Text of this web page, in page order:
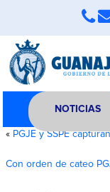
NOTICIAS
« PGJE y SSPE
Con orden de cateo